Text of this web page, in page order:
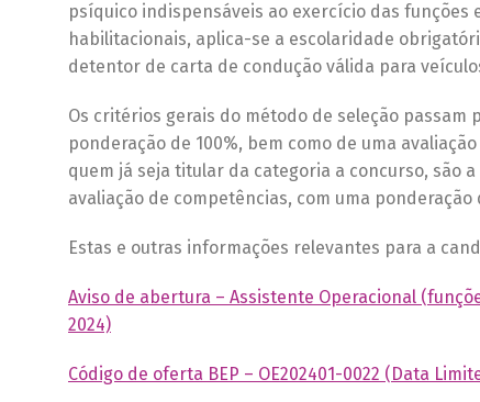
psíquico indispensáveis ao exercício das
habilitacionais, aplica-se a escolaridade
detentor de carta de condução válida para
Os critérios gerais do método de seleção
ponderação de 100%, bem como de uma
quem já seja titular da categoria a concurso, são
avaliação de competências, com uma ponderação
Estas e outras informações relevantes para a
Aviso de abertura – Assistente Operacional
2024)
Código de oferta BEP – OE202401-0022 (Data